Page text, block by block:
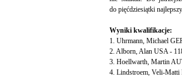
do pięćdziesiątki
Wyniki kwalifikacje:
1. Uhrmann, Michael
2. Alborn, Alan USA -
3. Hoellwarth, Martin
4. Lindstroem, Veli-